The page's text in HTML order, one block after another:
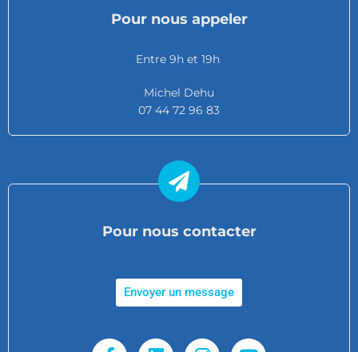
Pour nous contacter
Envoyer un message
Pour nous appeler
Entre 9h et 19h
Michel Dehu
07 44 72 96 83